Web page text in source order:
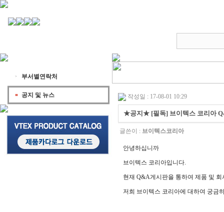
부서별연락처
공지 및 뉴스 작성일 : 17-08-01 10:29
★공지★ [필독] 브이텍스 코리아
글쓴이 : 브이텍스코리아
안녕하십니까
브이텍스 코리아입니다.
현재 Q&A게시판을 통하여 제품 및
저희 브이텍스 코리아에 대하여 궁금